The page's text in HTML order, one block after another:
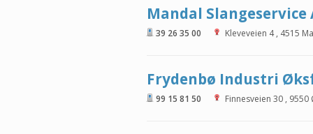
Mandal Slangeservice
39 26 35 00 Kleveveien 4, 4515
Frydenbø Industri
99 15 81 50 Finnesveien 30 , 9550